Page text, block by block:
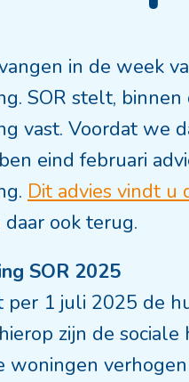
in de week
SOR stelt,
vast. Voordat
eind februari
Dit advies vindt u
ook terug.
SOR 2025
per 1 juli 2025 de
zijn de
woningen